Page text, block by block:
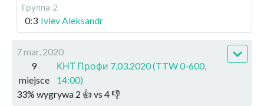
Группа-2
0:3 Ivlev Aleksandr
7 mar, 2020
9
miejsce
КНТ Профи 7.03.2020 (TTW 0-600,
14:00)
33% wygrywa 2 👍 vs 4👎